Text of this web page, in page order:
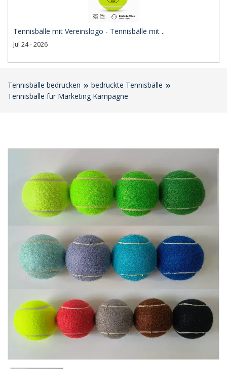
Tennisbälle mit Vereinslogo - Tennisbälle mit ..
Jul 24 - 2026
Tennisbälle bedrucken
bedruckte Tennisbälle
Tennisbälle für Marketing Kampagne